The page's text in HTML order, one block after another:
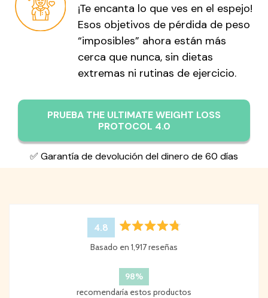
¡Te encanta lo que ves en el espejo!
Esos objetivos de pérdida de peso
“imposibles” ahora están más
cerca que nunca, sin dietas
extremas ni rutinas de ejercicio.
PRUEBA THE ULTIMATE WEIGHT LOSS
PROTOCOL 4.0
✅ Garantía de devolución del dinero de 60 días
4.8
4.8
estrellas
Basado en 1,917 reseñas
98%
recomendaría estos productos